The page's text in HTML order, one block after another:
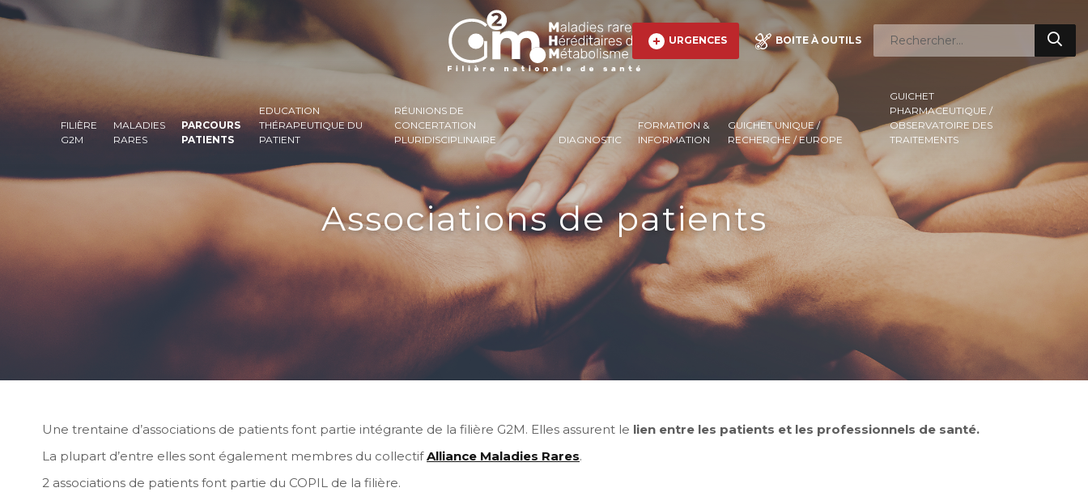
URGENCES BOITE À OUTILS
FILIÈRE
G2M
MALADIES
RARES
PARCOURS
PATIENTS
EDUCATION
THÉRAPEUTIQUE DU
PATIENT
RÉUNIONS DE
CONCERTATION
PLURIDISCIPLINAIRE
DIAGNOSTIC
FORMATION &
INFORMATION
GUICHET UNIQUE /
RECHERCHE / EUROPE
GUICHET
PHARMACEUTIQUE /
OBSERVATOIRE DES
TRAITEMENTS
Associations de patients
Une trentaine d’associations de patients font partie intégrante de la filière G2M. Elles assurent le lien entre les patients et les professionnels de santé.
La plupart d’entre elles sont également membres du collectifAlliance Maladies Rares.
2 associations de patients font partie du COPIL de la filière.